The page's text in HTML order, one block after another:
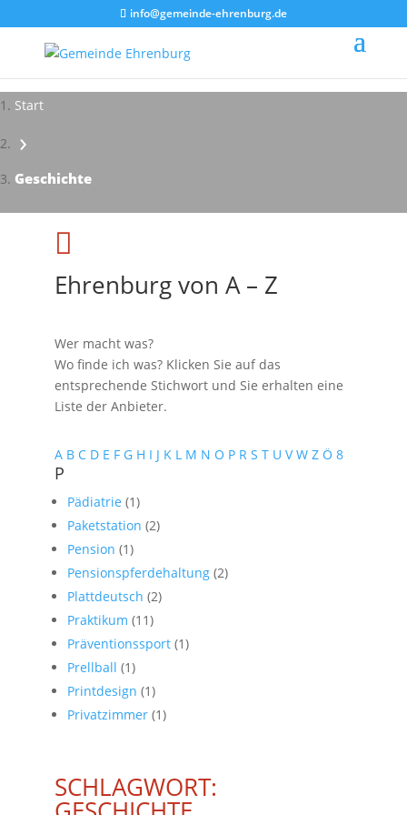
info@gemeinde-ehrenburg.de
Start
›
Geschichte
Impressionen - Mareike Kranz

Ehrenburg von A – Z
Wer macht was?
Wo finde ich was? Klicken Sie auf das
entsprechende Stichwort und Sie erhalten eine
Liste der Anbieter.
A B C D E F G H I J K L M N O P R S T U V W Z Ö 8
P
Pädiatrie (1)
Paketstation (2)
Pension (1)
Pensionspferdehaltung (2)
Plattdeutsch (2)
Praktikum (11)
Präventionssport (1)
Prellball (1)
Printdesign (1)
Privatzimmer (1)
SCHLAGWORT: